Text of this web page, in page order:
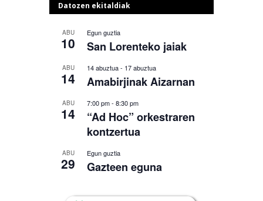
Datozen ekitaldiak
ABU
10
Egun guztia
San Lorenteko jaiak
ABU
14
14 abuztua- 17 abuztua
Amabirjinak Aizarnan
ABU
14
7:00 pm- 8:30 pm
“Ad Hoc” orkestraren
kontzertua
ABU
29
Egun guztia
Gazteen eguna